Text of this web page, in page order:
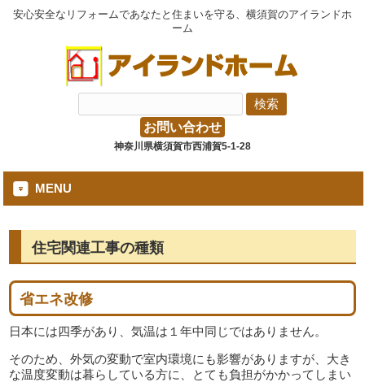
安心安全なリフォームであなたと住まいを守る、横須賀のアイランドホ
ーム
お問い合わせ
神奈川県横須賀市西浦賀5-1-28
MENU
住宅関連工事の種類
省エネ改修
日本には四季があり、気温は１年中同じではありません。
そのため、外気の変動で室内環境にも影響がありますが、大き
な温度変動は暮らしている方に、とても負担がかかってしまい